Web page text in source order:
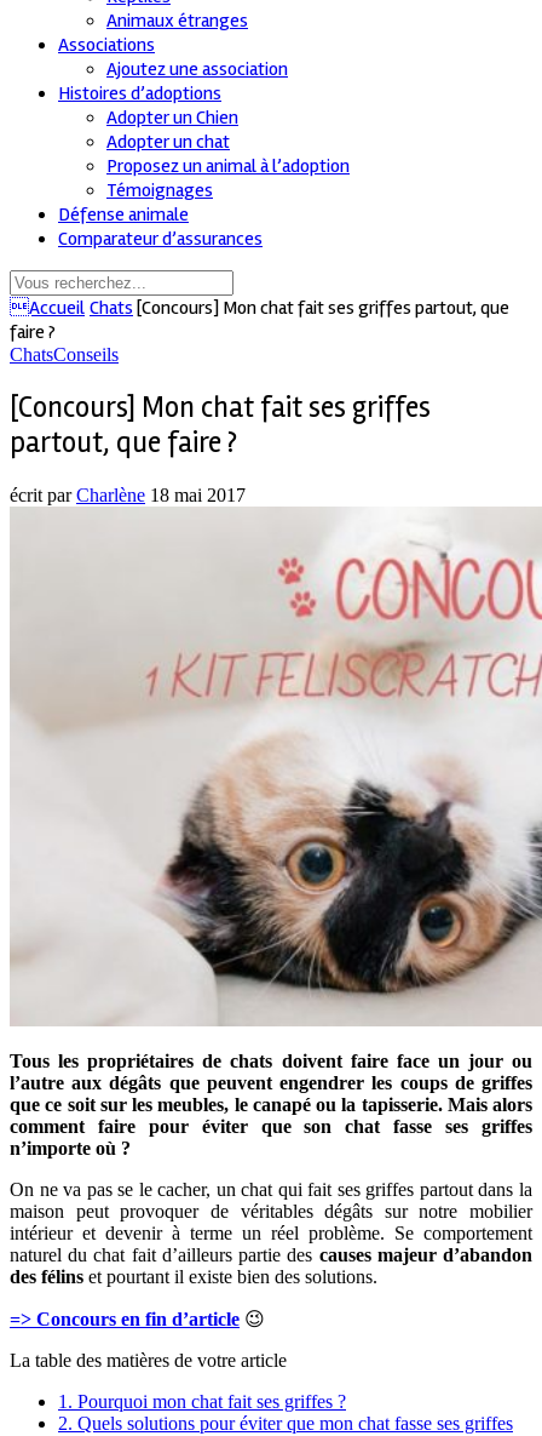
Animaux étranges
Associations
Ajoutez une association
Histoires d’adoptions
Adopter un Chien
Adopter un chat
Proposez un animal à l’adoption
Témoignages
Défense animale
Comparateur d’assurances
Accueil Chats [Concours] Mon chat fait ses griffes partout, que
faire ?
ChatsConseils
[Concours] Mon chat fait ses griffes
partout, que faire ?
écrit parCharlène 18 mai 2017
Tous les propriétaires de chats doivent faire face un jour ou
l’autre aux dégâts que peuvent engendrer les coups de griffes
que ce soit sur les meubles, le canapé ou la tapisserie. Mais alors
comment faire pour éviter que son chat fasse ses griffes
n’importe où ?
On ne va pas se le cacher, un chat qui fait ses griffes partout dans la
maison peut provoquer de véritables dégâts sur notre mobilier
intérieur et devenir à terme un réel problème. Se comportement
naturel du chat fait d’ailleurs partie des causes majeur d’abandon
des félins et pourtant il existe bien des solutions.
=> Concours en fin d’article 😉
La table des matières de votre article
1. Pourquoi mon chat fait ses griffes ?
2. Quels solutions pour éviter que mon chat fasse ses griffes